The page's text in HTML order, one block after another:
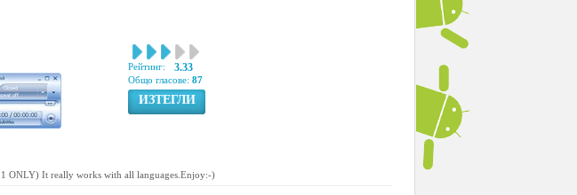
Рейтинг: 3.33
Общо гласове: 87
ИЗТЕГЛИ
ONLY) It really works with all languages.Enjoy:-)